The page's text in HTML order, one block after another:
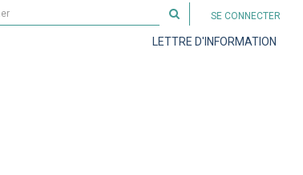
Rechercher
sur
le
SE CONNECTER
LETTRE D'INFORMATION